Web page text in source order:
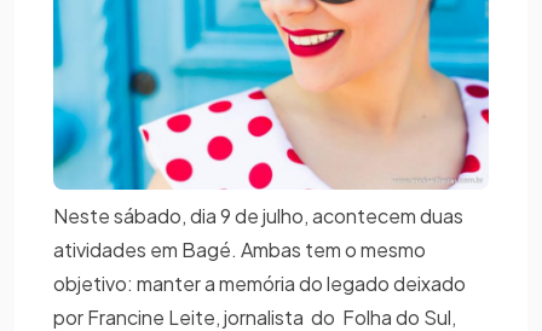
Neste sábado, dia 9 de julho, acontecem duas
atividades em Bagé. Ambas tem o mesmo
objetivo: manter a memória do legado deixado
por Francine Leite, jornalista do Folha do Sul,